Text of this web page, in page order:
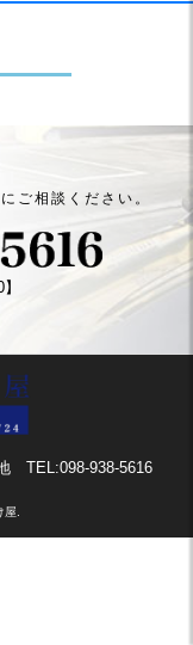
ご相談ください。
】
TEL:098-938-5616
.